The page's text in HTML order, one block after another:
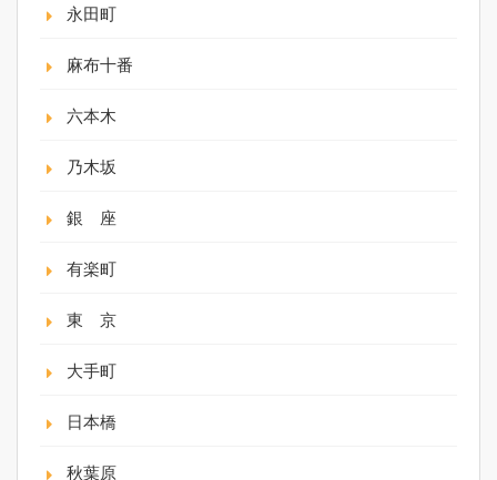
永田町
麻布十番
六本木
乃木坂
銀 座
有楽町
東 京
大手町
日本橋
秋葉原